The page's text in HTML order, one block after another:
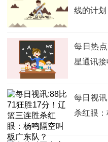
线的计
每日热
星通讯
每日视
杀红眼